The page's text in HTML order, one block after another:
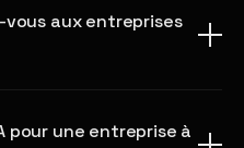
vous aux entreprises
pour une entreprise à